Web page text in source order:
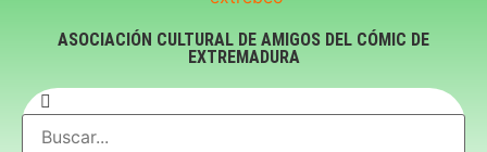
ASOCIACIÓN CULTURAL DE AMIGOS DEL CÓMIC DE
EXTREMADURA